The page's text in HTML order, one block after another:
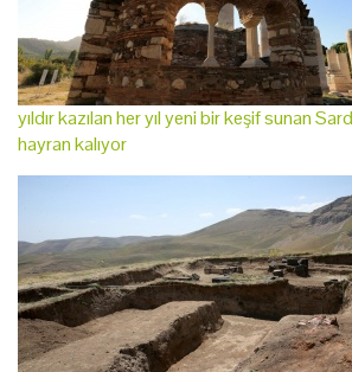
yıldır kazılan her yıl yeni bir keşif sunan
hayran kalıyor